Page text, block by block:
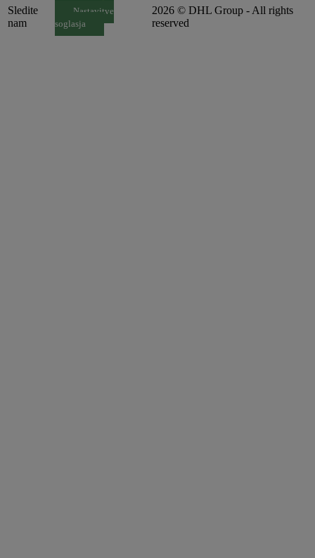
Sledite
nam
Nastavitve
soglasja
2026 © DHL Group - All rights
reserved